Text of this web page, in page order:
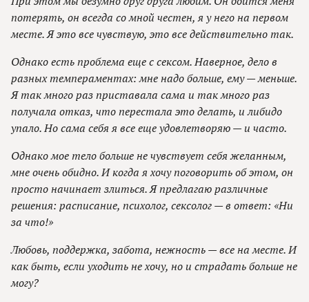
потерять, он всегда со мной честен, я у него на первом
месте. Я это все чувствую, это все действительно так.
Однако есть проблема еще с сексом. Наверное, дело в
разных темпераментах: мне надо больше, ему — меньше.
Я так много раз приставала сама и так много раз
получала отказ, что перестала это делать, и либидо
упало. Но сама себя я все еще удовлетворяю — и часто.
Однако мое тело больше не чувствует себя желанным,
мне очень обидно. И когда я хочу поговорить об этом, он
просто начинает злиться. Я предлагаю различные
решения: расписание, психолог, сексолог — в ответ: «Ни
за что!»
Любовь, поддержка, забота, нежность — все на месте. И
как быть, если уходить не хочу, но и страдать больше не
могу?